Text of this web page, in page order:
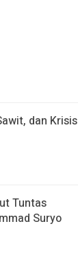
dan Krisis
Tuntas
Suryo